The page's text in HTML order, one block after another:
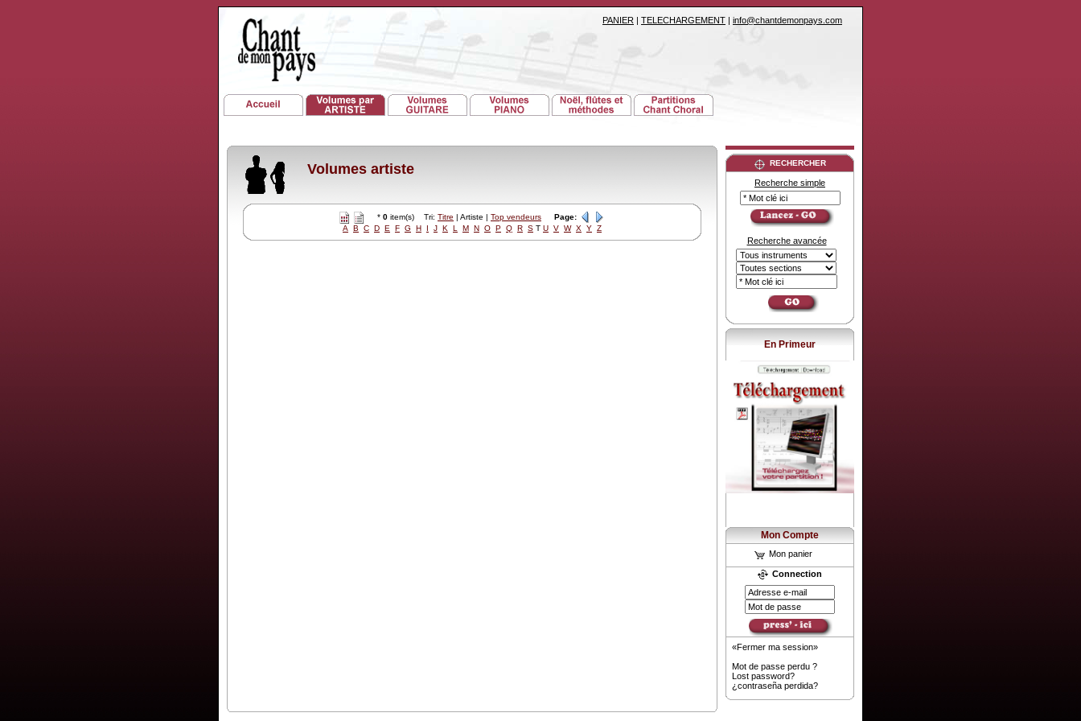
PANIER | TELECHARGEMENT | info@chantdemonpays.com
Volumes artiste
* 0 item(s) Tri: Titre | Artiste | Top vendeurs
Page:
A
B C D E F G H I J K L M N O P Q R S T U V W X Y Z
RECHERCHER
Recherche simple
Recherche avancée
En Primeur
Mon Compte
Mon panier
Connection
«Fermer ma session»
Mot de passe perdu ?
Lost password?
¿contraseña perdida?